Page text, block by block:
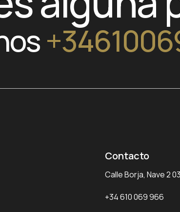
Contacto
Calle Borja, Nave 2
+34 610 069 966